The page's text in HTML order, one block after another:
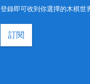
登錄即可收到你選擇的木棋世
訂閱